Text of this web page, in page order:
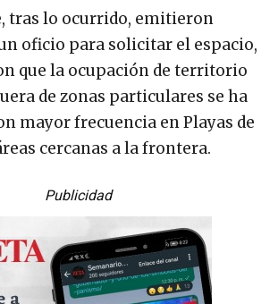
tras lo ocurrido, emitieron
oficio para solicitar el espacio,
que la ocupación de territorio
de zonas particulares se ha
mayor frecuencia en Playas de
cercanas a la frontera.
Publicidad